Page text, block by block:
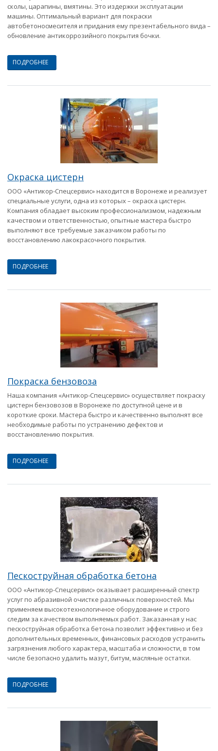
сколы, царапины, вмятины. Это издержки эксплуатации
машины. Оптимальный вариант для покраски
автобетоносмесителя и придания ему презентабельного вида –
обновление антикоррозийного покрытия бочки.
ПОДРОБНЕЕ
Окраска цистерн
ООО «Антикор-Спецсервис» находится в Воронеже и реализует
специальные услуги, одна из которых – окраска цистерн.
Компания обладает высоким профессионализмом, надежным
качеством и ответственностью, опытные мастера быстро
выполняют все требуемые заказчиком работы по
восстановлению лакокрасочного покрытия.
ПОДРОБНЕЕ
Покраска бензовоза
Наша компания «Антикор-Спецсервис» осуществляет покраску
цистерн бензовозов в Воронеже по доступной цене и в
короткие сроки. Мастера быстро и качественно выполнят все
необходимые работы по устранению дефектов и
восстановлению покрытия.
ПОДРОБНЕЕ
Пескоструйная обработка бетона
ООО «Антикор-Спецсервис» оказывает расширенный спектр
услуг по абразивной очистке различных поверхностей. Мы
применяем высокотехнологичное оборудование и строго
следим за качеством выполняемых работ. Заказанная у нас
пескоструйная обработка бетона позволит эффективно и без
дополнительных временных, финансовых расходов устранить
загрязнения любого характера, масштаба и сложности, в том
числе безопасно удалить мазут, битум, масляные остатки.
ПОДРОБНЕЕ